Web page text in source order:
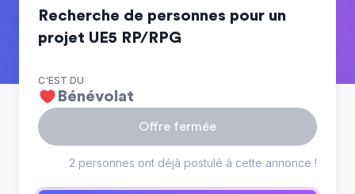
Recherche de personnes pour un
projet UE5 RP/RPG
C'EST DU
Bénévolat
Offre fermée
2 personnes ont déjà postulé à cette annonce !